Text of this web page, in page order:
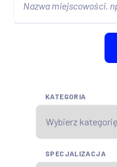
KATEGORIA
SPECJALIZACJA